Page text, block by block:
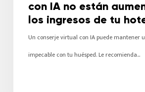
con IA no están
los ingresos de tu
Un conserje virtual con IA puede mantener
impecable con tu huésped. Le recomienda…